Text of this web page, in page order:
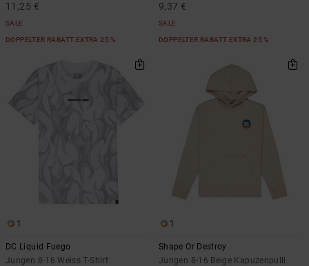
11,25 €
SALE
DOPPELTER RABATT EXTRA 25 %
9,37 €
SALE
DOPPELTER RABATT EXTRA 25 %
1
DC Liquid Fuego
Jungen 8-16 Weiss T-Shirt
1
Shape Or Destroy
Jungen 8-16 Beige Kapuzenpulli